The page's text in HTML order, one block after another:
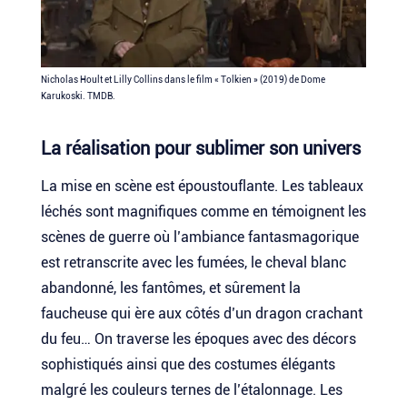
Nicholas Hoult et Lilly Collins dans le film « Tolkien » (2019) de Dome
Karukoski. TMDB.
La réalisation pour sublimer son univers
La mise en scène est époustouflante. Les tableaux
léchés sont magnifiques comme en témoignent les
scènes de guerre où l’ambiance fantasmagorique
est retranscrite avec les fumées, le cheval blanc
abandonné, les fantômes, et sûrement la
faucheuse qui ère aux côtés d’un dragon crachant
du feu… On traverse les époques avec des décors
sophistiqués ainsi que des costumes élégants
malgré les couleurs ternes de l’étalonnage. Les